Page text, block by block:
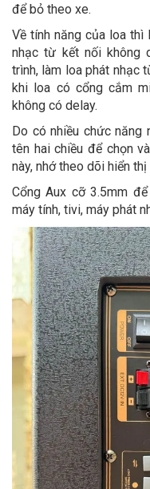
để bỏ theo xe.
Về tính năng của loa
nhạc từ kết nối không
trình, làm loa phát nhạc
khi loa có cổng cắm
không có delay.
Do có nhiều chức năng
tên hai chiều để chọn
này, nhớ theo dõi hiển
Cổng Aux cỡ 3.5mm
máy tính, tivi, máy phát